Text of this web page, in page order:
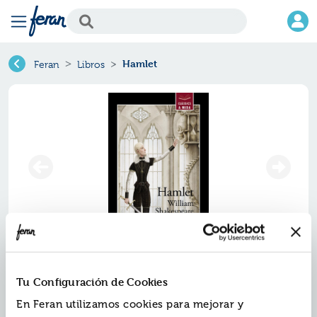
Tu Configuración de Cookies
En Feran utilizamos cookies para mejorar y
Feran Libros Hamlet
ZBA-V-93866
ISBN:9788448938666